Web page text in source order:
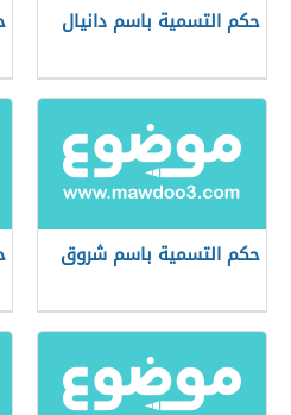
حكم التسمية باسم دانيال
حكم التسمية باسم شروق